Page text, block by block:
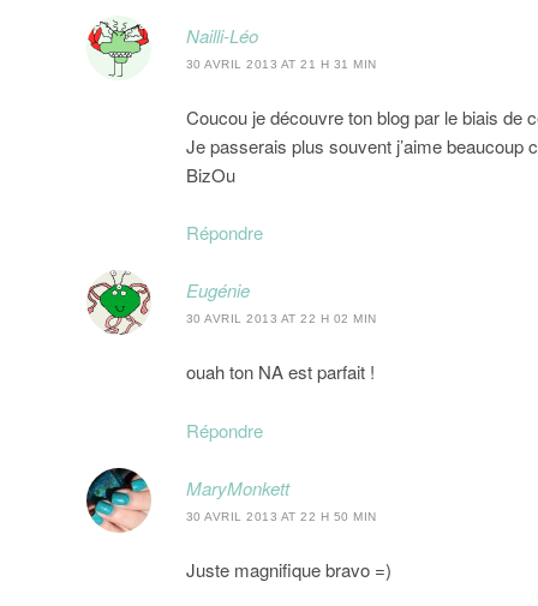
Nailli-Léo
30 AVRIL 2013 AT 21 H 31 MIN
Coucou je découvre ton blog par le biais de
Je passerais plus souvent j’aime beaucoup
BizOu
Répondre
Eugénie
30 AVRIL 2013 AT 22 H 02 MIN
ouah ton NA est parfait !
Répondre
MaryMonkett
30 AVRIL 2013 AT 22 H 50 MIN
Juste magnifique bravo =)